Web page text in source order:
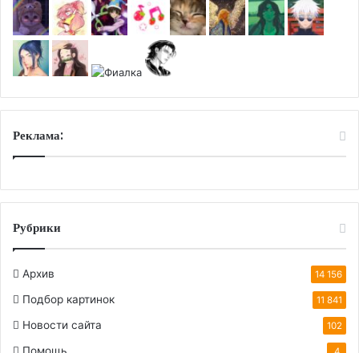
Реклама:
Рубрики
Архив 14 156
Подбор картинок 11 841
Новости сайта 102